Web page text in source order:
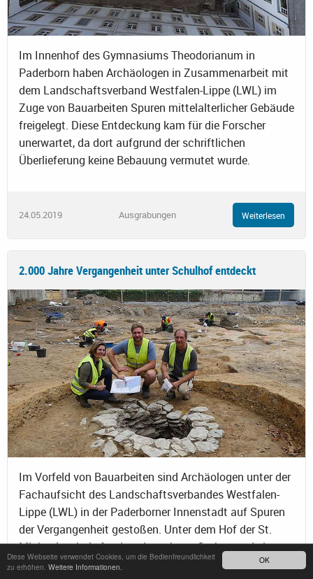
OK
Diese Webseite verwendet Cookies, um die Bedienfreundlichkeit
zu erhöhen. Weitere Informationen.
Im Innenhof des Gymnasiums Theodorianum in
Paderborn haben Archäologen in Zusammenarbeit mit
dem Landschaftsverband Westfalen-Lippe (LWL) im
Zuge von Bauarbeiten Spuren mittelalterlicher Gebäude
freigelegt. Diese Entdeckung kam für die Forscher
unerwartet, da dort aufgrund der schriftlichen
Überlieferung keine Bebauung vermutet wurde.
24.05.2019 Ausgrabungen Weiterlesen
2.000 Jahre Vergangenheit unter Schulhof entdeckt
Im Vorfeld von Bauarbeiten sind Archäologen unter der
Fachaufsicht des Landschaftsverbandes Westfalen-
Lippe (LWL) in der Paderborner Innenstadt auf Spuren
der Vergangenheit gestoßen. Unter dem Hof der St.
Michaelsschule fanden sie mehrere Gruben und einen
Brunnen, die die Wissenschaftler anhand der